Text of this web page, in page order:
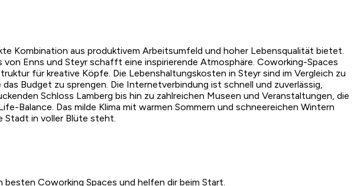
Kombination aus produktivem Arbeitsumfeld und hoher Lebensqualität bietet.
Enns und Steyr schafft eine inspirierende Atmosphäre. Coworking-Spaces
für kreative Köpfe. Die Lebenshaltungskosten in Steyr sind im Vergleich zu
Budget zu sprengen. Die Internetverbindung ist schnell und zuverlässig,
Schloss Lamberg bis hin zu zahlreichen Museen und Veranstaltungen, die
Balance. Das milde Klima mit warmen Sommern und schneereichen Wintern
Stadt in voller Blüte steht.
Coworking Spaces und helfen dir beim Start.